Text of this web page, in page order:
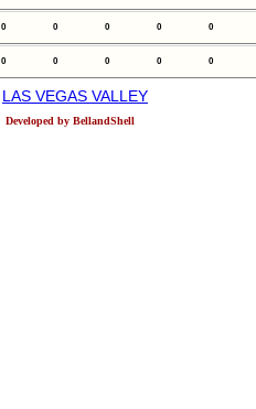
0 0 0 0 0
0 0 0 0 0
LAS VEGAS VALLEY
Developed by BellandShell